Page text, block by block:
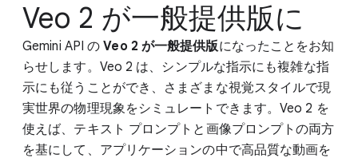
Veo 2 が一般提供版に
Gemini API のVeo 2 が一般提供版になったことをお知
らせします。Veo 2 は、シンプルな指示にも複雑な指
示にも従うことができ、さまざまな視覚スタイルで現
実世界の物理現象をシミュレートできます。Veo 2 を
使えば、テキスト プロンプトと画像プロンプトの両方
を基にして、アプリケーションの中で高品質な動画を